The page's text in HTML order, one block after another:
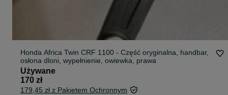
Honda Africa Twin CRF 1100 - Część oryginalna, handbar,
osłona dloni, wypełnienie, owiewka, prawa
Używane
170 zł
179,45 zł z Pakietem Ochronnym